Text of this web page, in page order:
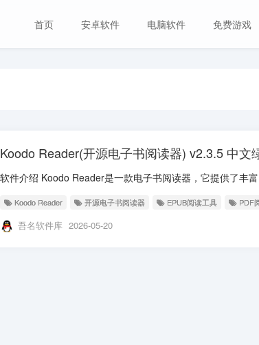
首页 安卓软件 电脑软件 免费游戏
Koodo Reader(开源电子书阅读器) v2.3.5 中文
Koodo Reader 开源电子书阅读器 EPUB阅读工具 PDF
吾名软件库 2026-05-20